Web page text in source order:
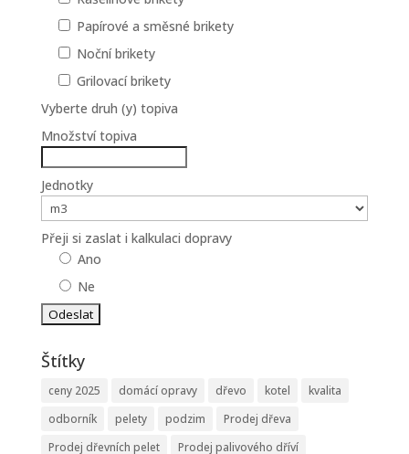
Papírové a směsné brikety
Noční brikety
Grilovací brikety
Vyberte druh (y) topiva
Množství topiva
Jednotky
Přeji si zaslat i kalkulaci dopravy
Ano
Ne
Štítky
ceny 2025 domácí opravy dřevo kotel
kvalita
odborník
pelety podzim
Prodej dřeva
Prodej dřevních pelet
Prodej palivového dříví